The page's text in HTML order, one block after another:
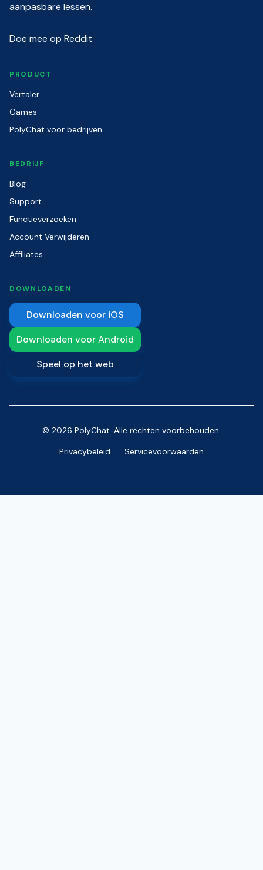
aanpasbare lessen.
Doe mee op Reddit
PRODUCT
Vertaler
Games
PolyChat voor bedrijven
BEDRIJF
Blog
Support
Functieverzoeken
Account Verwijderen
Affiliates
DOWNLOADEN
Downloaden voor iOS
Downloaden voor Android
Speel op het web
© 2026 PolyChat. Alle rechten voorbehouden.
Privacybeleid
Servicevoorwaarden